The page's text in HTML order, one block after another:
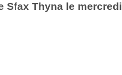
Sfax Thyna le mercredi